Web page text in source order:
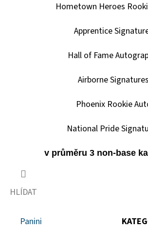
Hometown Heroes
Apprentice
Hall of Fame
Airborne
Phoenix Rookie
National Pride
v průměru 3 non-base
HLÍDAT
Panini